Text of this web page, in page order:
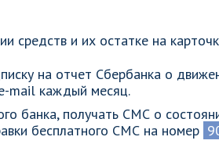
средств и их остатке на
на отчет Сбербанка о
mail каждый месяц.
банка, получать СМС о
бесплатного СМС на номер